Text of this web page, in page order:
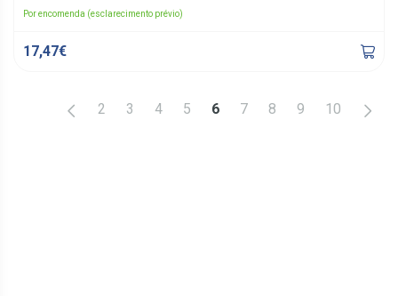
Por encomenda (esclarecimento prévio)
17,47€
2 3 4 5 6 7 8 9 10